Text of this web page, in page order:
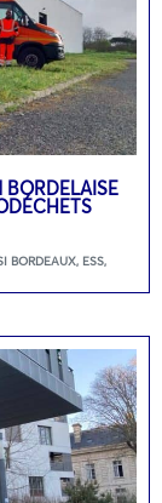
BORDELAISE
BORDEAUX, ESS,